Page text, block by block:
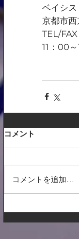
ベイシ
京都市
TEL/
11：00
コメント
コメントを追加…